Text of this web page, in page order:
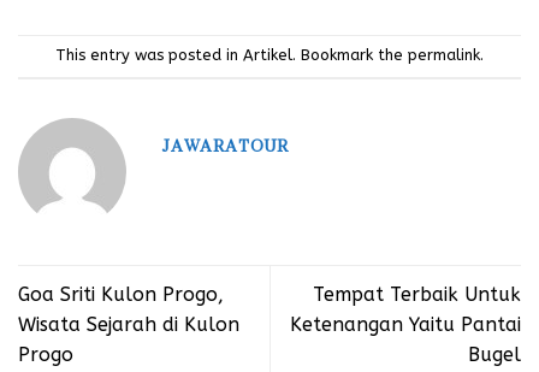
This entry was posted in Artikel. Bookmark the permalink.
JAWARATOUR
Goa Sriti Kulon Progo,
Wisata Sejarah di Kulon
Progo
Tempat Terbaik Untuk
Ketenangan Yaitu Pantai
Bugel